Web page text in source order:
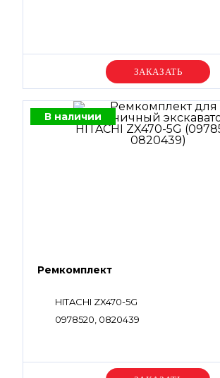
Уточняйте цену
В наличии
Ремкомплект
HITACHI ZX470-5G
0978520, 0820439